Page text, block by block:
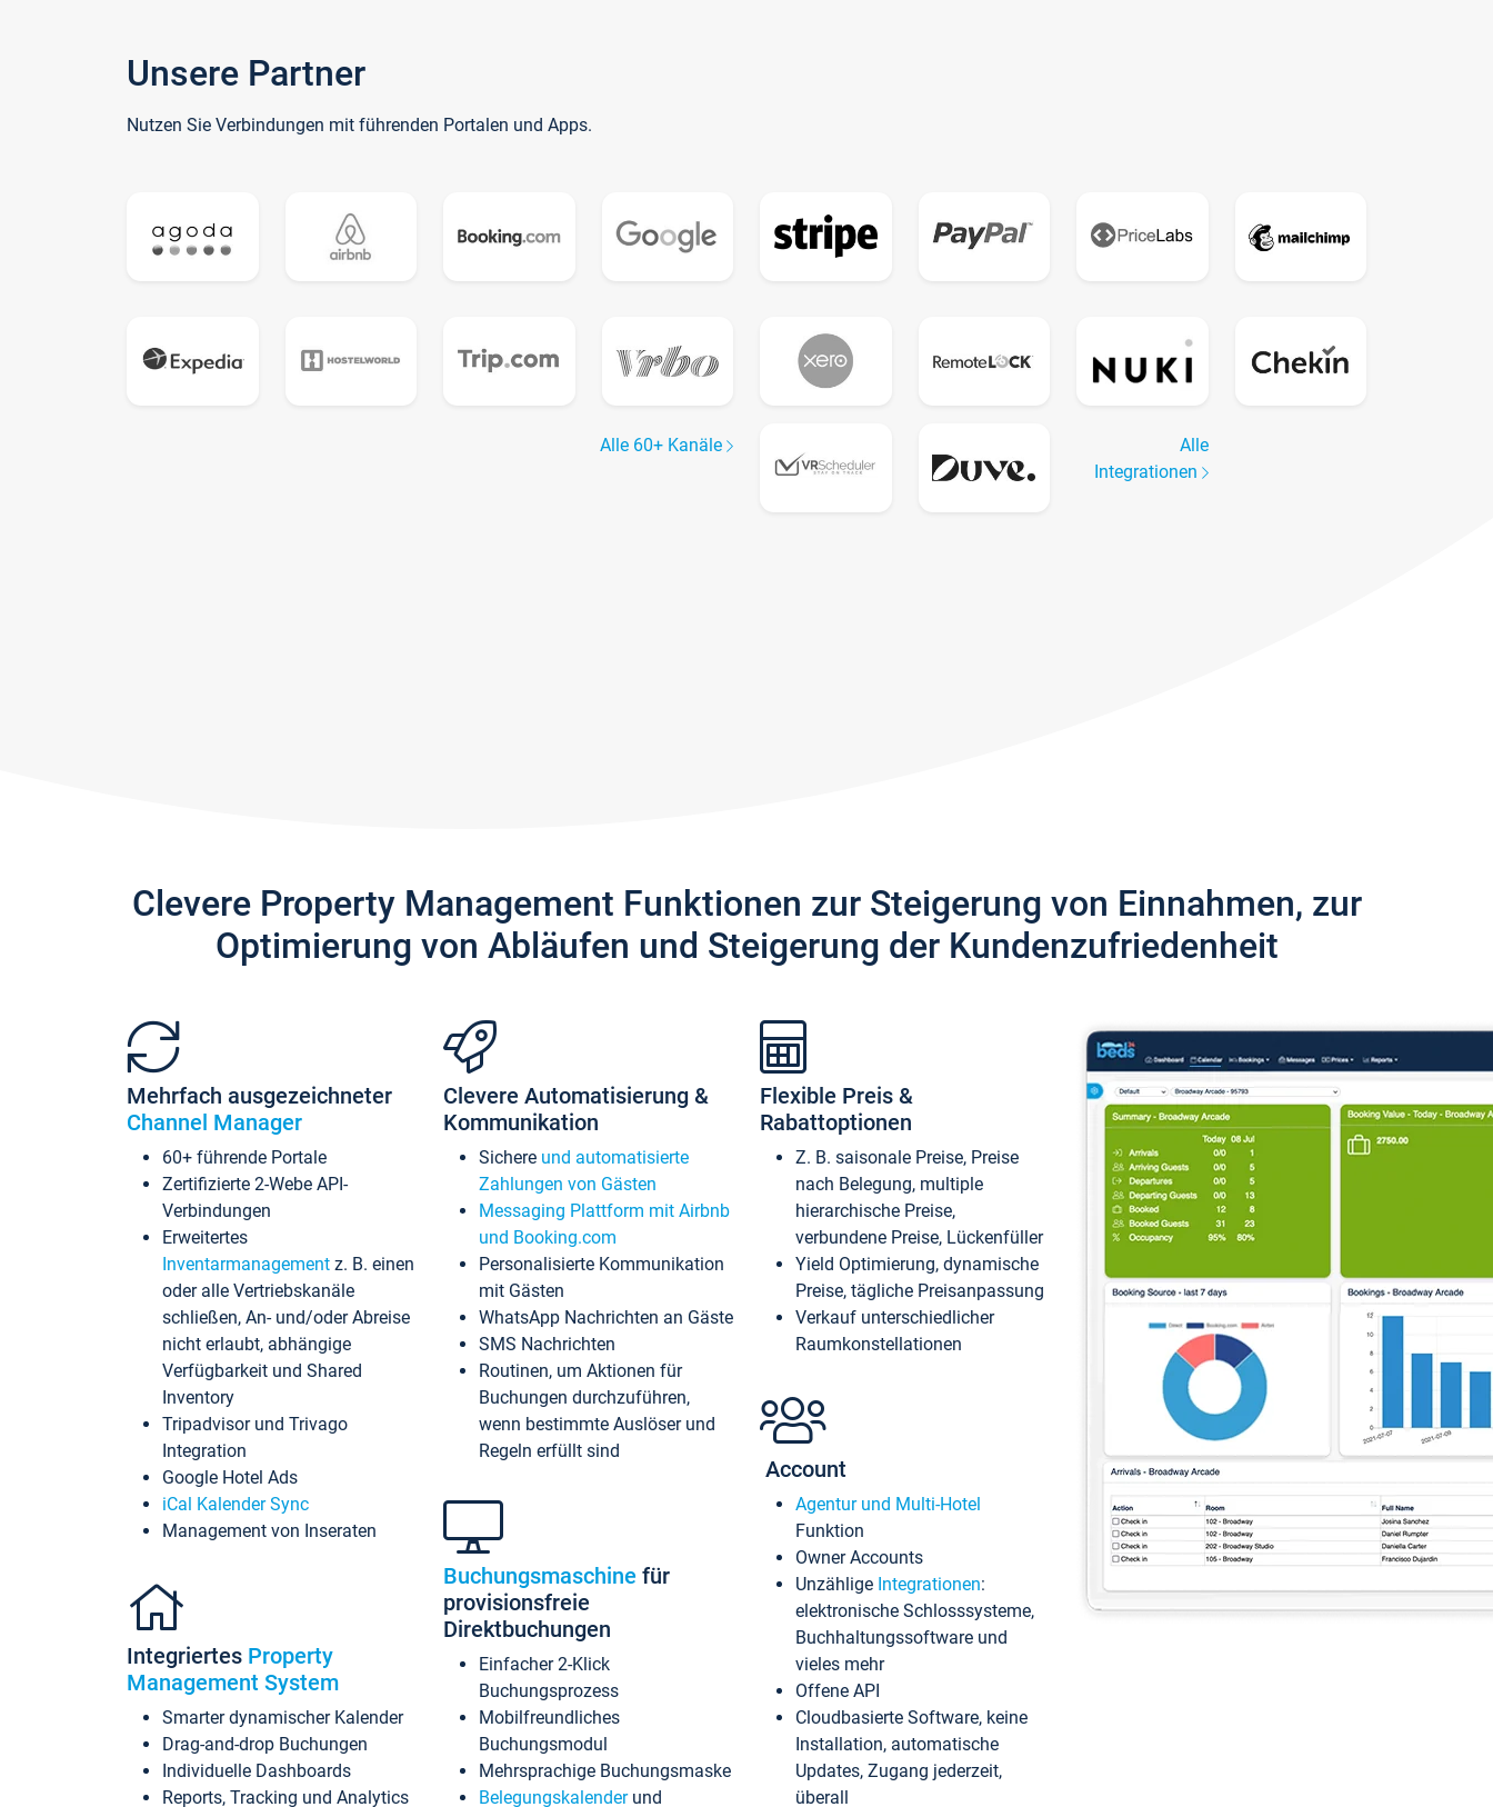
Unsere Partner
Nutzen Sie Verbindungen mit führenden Portalen und Apps.
Alle 60+ Kanäle
Alle
Integrationen
Clevere Property Management Funktionen zur Steigerung von Einnahmen, zur
Optimierung von Abläufen und Steigerung der Kundenzufriedenheit
Mehrfach ausgezeichneter
Channel Manager
60+ führende Portale
Zertifizierte 2-Webe API-
Verbindungen
Erweitertes
Inventarmanagement z. B. einen
oder alle Vertriebskanäle
schließen, An- und/oder Abreise
nicht erlaubt, abhängige
Verfügbarkeit und Shared
Inventory
Tripadvisor und Trivago
Integration
Google Hotel Ads
iCal Kalender Sync
Management von Inseraten
Integriertes Property
Management System
Smarter dynamischer Kalender
Drag-and-drop Buchungen
Individuelle Dashboards
Reports, Tracking und Analytics
Clevere Automatisierung &
Kommunikation
Sichere und automatisierte
Zahlungen von Gästen
Messaging Plattform mit Airbnb
und Booking.com
Personalisierte Kommunikation
mit Gästen
WhatsApp Nachrichten an Gäste
SMS Nachrichten
Routinen, um Aktionen für
Buchungen durchzuführen,
wenn bestimmte Auslöser und
Regeln erfüllt sind
Buchungsmaschine für
provisionsfreie
Direktbuchungen
Einfacher 2-Klick
Buchungsprozess
Mobilfreundliches
Buchungsmodul
Mehrsprachige Buchungsmaske
Belegungskalenderund
Flexible Preis &
Rabattoptionen
Z. B. saisonale Preise, Preise
nach Belegung, multiple
hierarchische Preise,
verbundene Preise, Lückenfüller
Yield Optimierung, dynamische
Preise, tägliche Preisanpassung
Verkauf unterschiedlicher
Raumkonstellationen
Account
Agentur und Multi-Hotel
Funktion
Owner Accounts
Unzählige Integrationen:
elektronische Schlosssysteme,
Buchhaltungssoftware und
vieles mehr
Offene API
Cloudbasierte Software, keine
Installation, automatische
Updates, Zugang jederzeit,
überall